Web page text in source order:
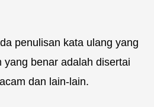
penulisan kata ulang yang
benar adalah disertai
dan lain-lain.